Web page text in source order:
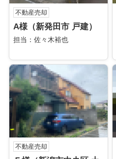
不動産売却
A様（新発田市 戸建）
担当：佐々木裕也
不動産売却